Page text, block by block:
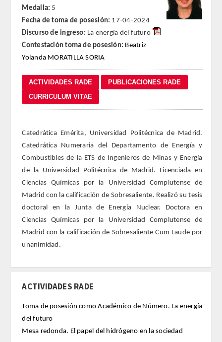
NORMATIVA
ESTATUTOS
FUNDACIÓN LIBERADE
SECCIONES
TEOLOGÍA
HUMANIDADES
DERECHO
MEDICINA
CIENCIAS EXPERIMENTALES
FARMACIA
CIENCIAS POLíTICAS Y DE LA ECONOMíA
Medalla: 5
Fecha de toma de posesión: 17-04-2024
Discurso de ingreso: La energía del futuro
Contestación toma de posesión: Beatriz
Yolanda MORATILLA SORIA
Catedrática Emérita, Universidad Politécnica de Madrid.
Catedrática Numeraria del Departamento de Energía y
Combustibles de la ETS de Ingenieros de Minas y Energía
de la Universidad Politécnica de Madrid. Licenciada en
Ciencias Químicas por la Universidad Complutense de
Madrid con la calificación de Sobresaliente. Realizó su tesis
doctoral en la Junta de Energía Nuclear. Doctora en
Ciencias Químicas por la Universidad Complutense de
Madrid con la calificación de Sobresaliente Cum Laude por
unanimidad.
ACTIVIDADES RADE
Toma de posesión como Académico de Número. La energía
del futuro
Mesa redonda. El papel del hidrógeno en la sociedad